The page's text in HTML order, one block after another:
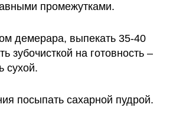
промежутками.
демерара, выпекать 35-40
зубочисткой на готовность –
сухой.
посыпать сахарной пудрой.